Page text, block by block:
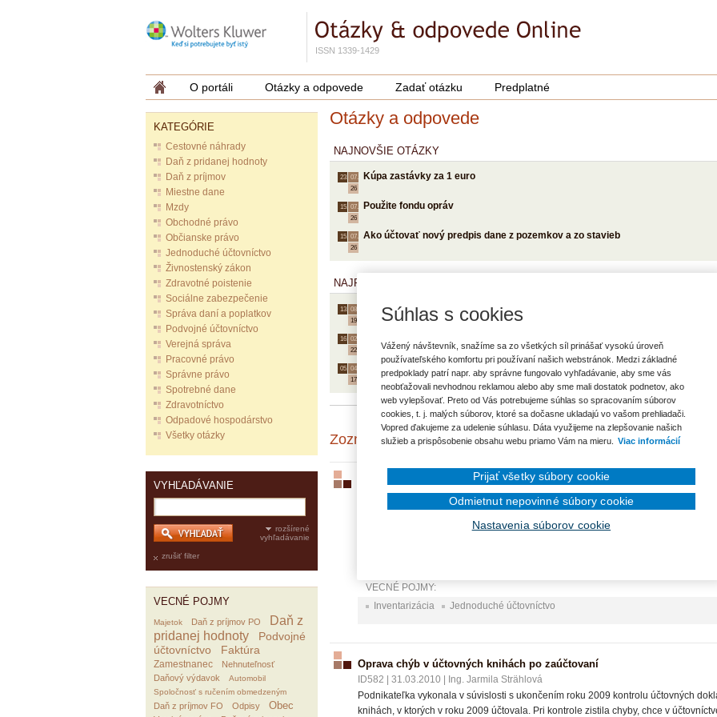
ISSN 1339-1429
O portáli Otázky a odpovede Zadať otázku Predplatné
KATEGÓRIE
Cestovné náhrady
Daň z pridanej hodnoty
Daň z príjmov
Miestne dane
Mzdy
Obchodné právo
Občianske právo
Jednoduché účtovníctvo
Živnostenský zákon
Zdravotné poistenie
Sociálne zabezpečenie
Správa daní a poplatkov
Podvojné účtovníctvo
Verejná správa
Pracovné právo
Správne právo
Spotrebné dane
Zdravotníctvo
Odpadové hospodárstvo
Všetky otázky
VYHĽADÁVANIE
rozšírené
vyhľadávanie
zrušiť filter
VECNÉ POJMY
Majetok Daň z príjmov PO
Daň z
pridanej hodnoty
Podvojné
účtovníctvo
Faktúra
Zamestnanec
Nehnuteľnosť
Daňový výdavok
Automobil
Spoločnosť s ručením obmedzeným
Daň z príjmov FO Odpisy Obec
Otázky a odpovede
NAJNOVŠIE OTÁZKY
23. 07.
26
Kúpa zastávky za 1 euro
15. 07.
26
Použite fondu opráv
15. 07.
26
Ako účtovať nový predpis dane z pozemkov a zo stavieb
NAJPOPULÁRNEJŠIE OTÁZKY
13. 08.
19
Zastupovanie, dočasný výkon funkcie
16. 02.
22
05. 04.
17
Fotografie ako súčasť obstarávacej ceny majetku
Zoznam otázok
Inventarizácia v jednoduchom účtovníctve
Ing. Jarmila Strählová
Podnikateľka Lea, ktorá prevádzkuje krajčírsku dielňu, musí vykonať k 31. 12.
31. 12. 2009 sa vo firme nepracuje?
VECNÉ POJMY:
Inventarizácia
Jednoduché účtovníctvo
Oprava chýb v účtovných knihách po zaúčtovaní
ID582 31.03.2010
Ing. Jarmila Strählová
Podnikateľka vykonala v súvislosti s ukončením roku 2009 kontrolu účtovných
knihách, v ktorých v roku 2009 účtovala. Pri kontrole zistila chyby, chce v
Súhlas s cookies
Vážený návštevník, snažíme sa zo všetkých síl prinášať vysokú úroveň
používateľského komfortu pri používaní našich webstránok. Medzi základné
predpoklady patrí napr. aby správne fungovalo vyhľadávanie, aby sme vás
neobťažovali nevhodnou reklamou alebo aby sme mali dostatok podnetov, ako
web vylepšovať. Preto od Vás potrebujeme súhlas so spracovaním súborov
cookies, t. j. malých súborov, ktoré sa dočasne ukladajú vo vašom prehliadači.
Vopred ďakujeme za udelenie súhlasu. Dáta využijeme na zlepšovanie našich
služieb a prispôsobenie obsahu webu priamo Vám na mieru.
Viac informácií
Nastavenia súborov cookie
Odmietnut nepovinné súbory cookie
Prijať všetky súbory cookie